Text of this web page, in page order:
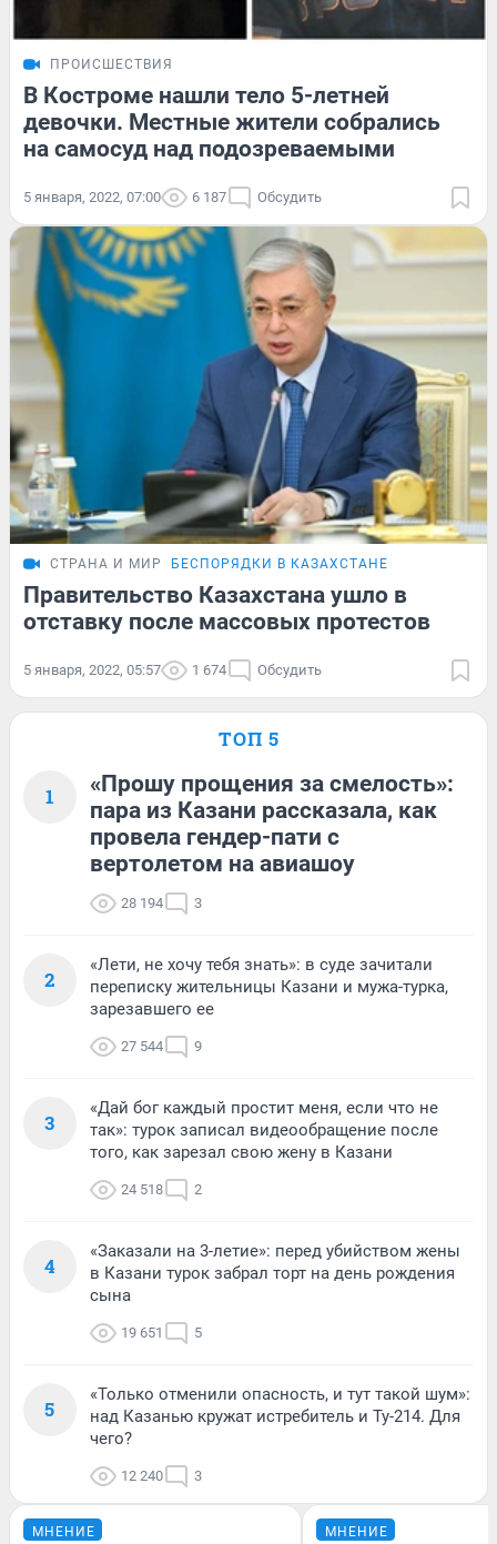
ПРОИСШЕСТВИЯ
В Костроме нашли тело 5-летней
девочки. Местные жители собрались
на самосуд над подозреваемыми
5 января, 2022, 07:00 6 187 Обсудить
СТРАНА И МИР БЕСПОРЯДКИ В КАЗАХСТАНЕ
Правительство Казахстана ушло в
отставку после массовых протестов
5 января, 2022, 05:57 1 674 Обсудить
ТОП 5
1
«Прошу прощения за смелость»:
пара из Казани рассказала, как
провела гендер-пати с
вертолетом на авиашоу
28 194 3
2
«Лети, не хочу тебя знать»: в суде зачитали
переписку жительницы Казани и мужа-турка,
зарезавшего ее
27 544 9
3
«Дай бог каждый простит меня, если что не
так»: турок записал видеообращение после
того, как зарезал свою жену в Казани
24 518 2
4
«Заказали на 3-летие»: перед убийством жены
в Казани турок забрал торт на день рождения
сына
19 651 5
5
«Только отменили опасность, и тут такой шум»:
над Казанью кружат истребитель и Ту-214. Для
чего?
12 240 3
МНЕНИЕ МНЕНИЕ